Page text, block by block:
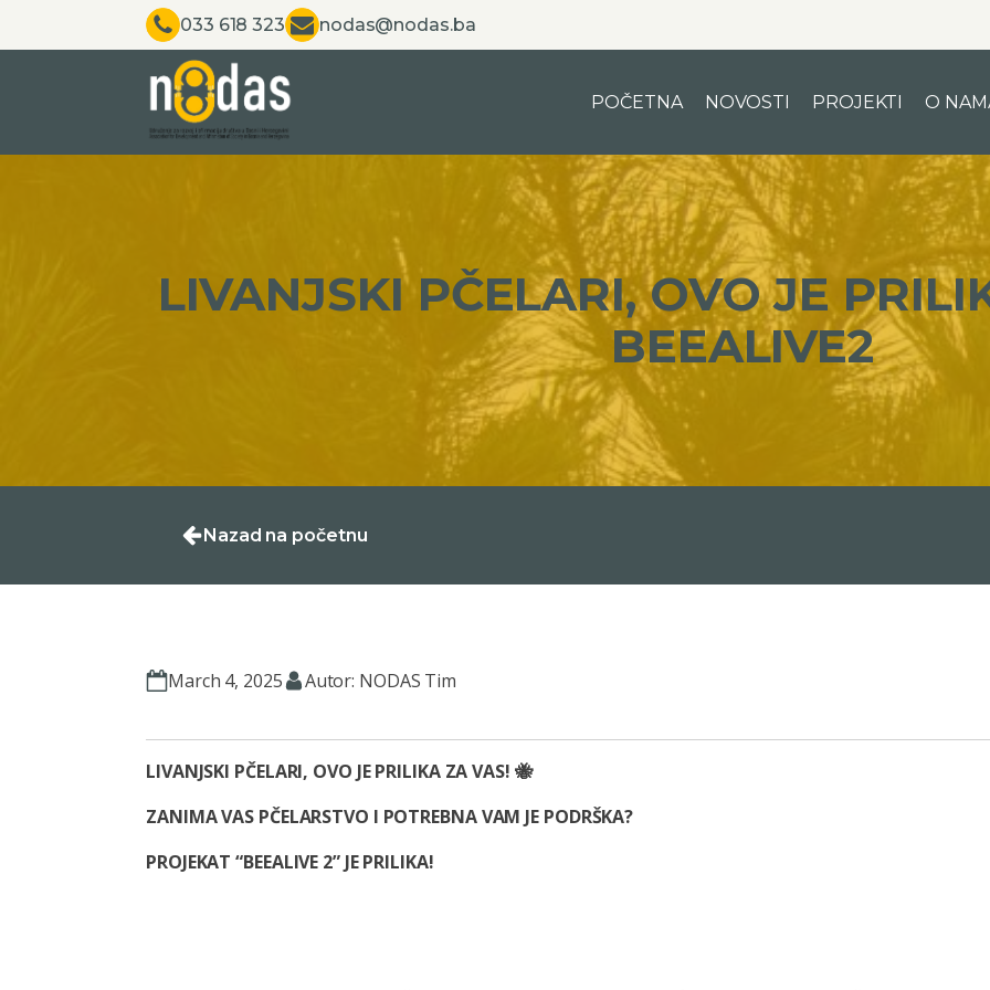
033 618 323 nodas@nodas.ba
POČETNA NOVOSTI PROJEKTI O
LIVANJSKI PČELARI, OVO JE
BEEALIVE2
Nazad na početnu
March 4, 2025 Autor: NODAS Tim
LIVANJSKI PČELARI, OVO JE PRILIKA ZA VAS! 🐝
ZANIMA VAS PČELARSTVO I POTREBNA VAM JE PODRŠKA?
PROJEKAT “BEEALIVE 2” JE PRILIKA!